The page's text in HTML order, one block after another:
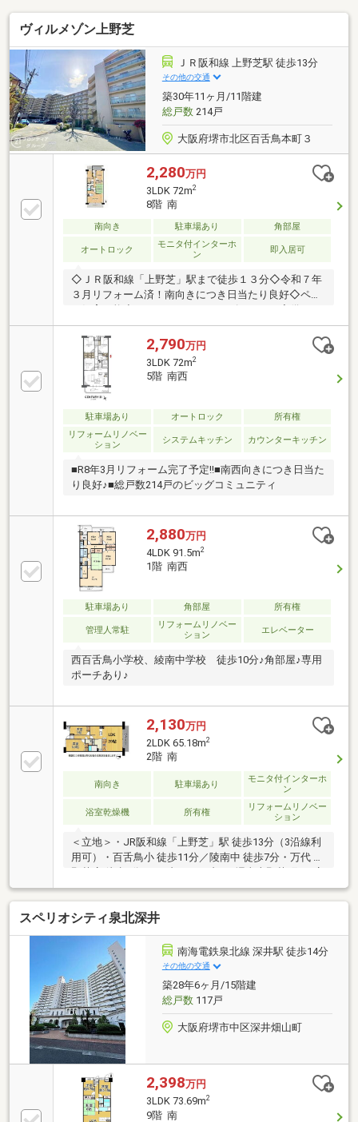
ヴィルメゾン上野芝
ＪＲ阪和線 上野芝駅 徒歩13分
その他の交通
築30年11ヶ月/11階建
総戸数214戸
大阪府堺市北区百舌鳥本町３
2,280万円
3LDK 72m2
8階 南
南向き 駐車場あり 角部屋
オートロック
モニタ付インターホ
ン
即入居可
◇ＪＲ阪和線「上野芝」駅まで徒歩１３分◇令和７年
３月リフォーム済！南向きにつき日当たり良好◇ペッ
子様連れでもゆっくり物件のご紹介ができます！
2,790万円
3LDK 72m2
5階 南西
駐車場あり オートロック
所有権
リフォームリノベー
ション
システムキッチン カウンターキッチン
■R8年3月リフォーム完了予定!!■南西向きにつき日当た
り良好♪■総戸数214戸のビッグコミュニティ
2,880万円
4LDK 91.5m2
1階 南西
駐車場あり 角部屋 所有権
管理人常駐
リフォームリノベー
ション
エレベーター
西百舌鳥小学校、綾南中学校 徒歩10分♪角部屋♪専用
ポーチあり♪
2,130万円
2LDK 65.18m2
2階 南
南向き 駐車場あり
モニタ付インターホ
ン
浴室乾燥機 所有権
リフォームリノベー
ション
＜立地＞・JR阪和線「上野芝」駅 徒歩13分（3沿線利
用可）・百舌鳥小 徒歩11分／陵南中 徒歩7分・万代 上
徒歩8分＜物件特徴＞・LDK20帖の開放的なリビング・
南向きバルコニー・R7年11月フルリフォーム完了・全
居室収納付き・3LDKから2LDKへ変更し、より広いリ
ビング空間を実現＜リフォーム内容＞キッチン・浴
室・トイレ・洗面所・床・壁◆◇安心のサポート体制
◇◆・ファイナンシャルプランナーによる資金計画サ
ポート（地域貢献賞受賞の住宅ローン実績）・年中無
休・無料送迎サービスあり。
スペリオシティ泉北深井
南海電鉄泉北線 深井駅 徒歩14分
その他の交通
築28年6ヶ月/15階建
総戸数117戸
大阪府堺市中区深井畑山町
2,398万円
3LDK 73.69m2
9階 南